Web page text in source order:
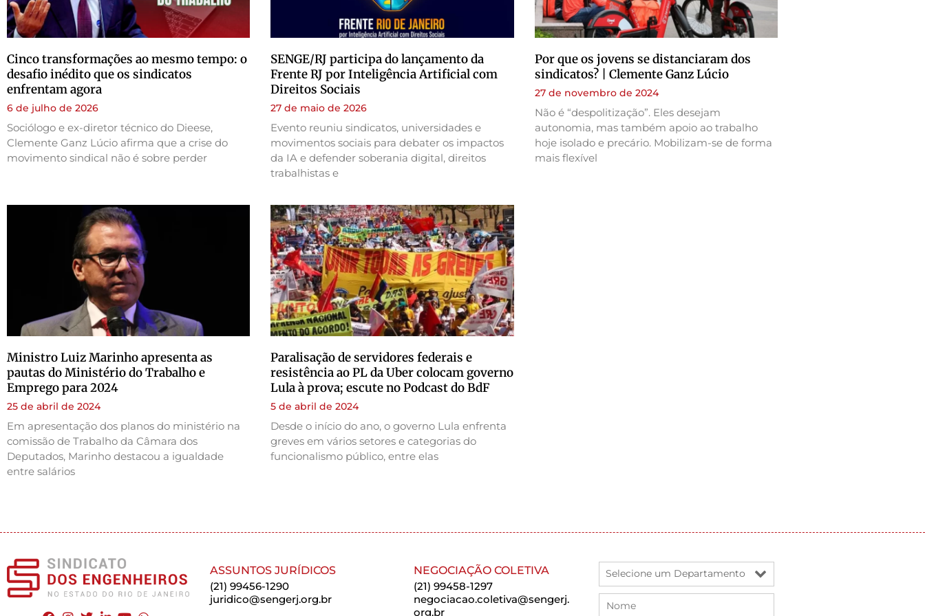
Cinco transformações ao mesmo tempo: o
desafio inédito que os sindicatos
enfrentam agora
6 de julho de 2026
Sociólogo e ex-diretor técnico do Dieese,
Clemente Ganz Lúcio afirma que a crise do
movimento sindical não é sobre perder
SENGE/RJ participa do lançamento da
Frente RJ por Inteligência Artificial com
Direitos Sociais
27 de maio de 2026
Evento reuniu sindicatos, universidades e
movimentos sociais para debater os impactos
da IA e defender soberania digital, direitos
trabalhistas e
Por que os jovens se distanciaram dos
sindicatos? | Clemente Ganz Lúcio
27 de novembro de 2024
Não é “despolitização”. Eles desejam
autonomia, mas também apoio ao trabalho
hoje isolado e precário. Mobilizam-se de forma
mais flexível
Ministro Luiz Marinho apresenta as
pautas do Ministério do Trabalho e
Emprego para 2024
25 de abril de 2024
Em apresentação dos planos do ministério na
comissão de Trabalho da Câmara dos
Deputados, Marinho destacou a igualdade
entre salários
Paralisação de servidores federais e
resistência ao PL da Uber colocam governo
Lula à prova; escute no Podcast do BdF
5 de abril de 2024
Desde o início do ano, o governo Lula enfrenta
greves em vários setores e categorias do
funcionalismo público, entre elas
ASSUNTOS JURÍDICOS
(21) 99456-1290
juridico@sengerj.org.br
NEGOCIAÇÃO COLETIVA
(21) 99458-1297
negociacao.coletiva@sengerj.
org.br